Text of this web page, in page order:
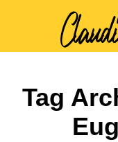
Tag